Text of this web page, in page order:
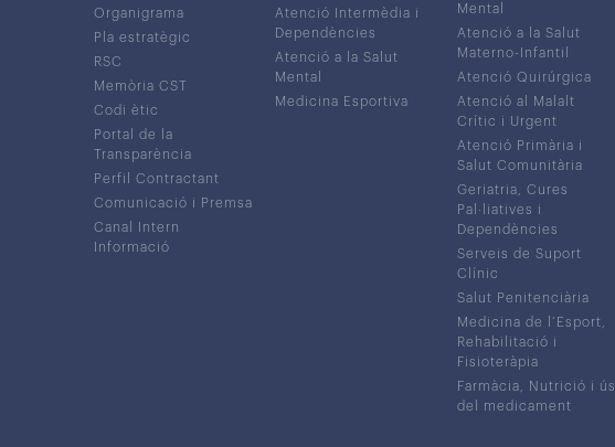
Organigrama
Pla estratègic
RSC
Memòria CST
Codi ètic
Portal de la
Transparència
Perfil Contractant
Comunicació i Premsa
Canal Intern
Informació
Atenció Intermèdia i
Dependències
Atenció a la Salut
Mental
Medicina Esportiva
Mental
Atenció a la Salut
Materno-Infantil
Atenció Quirúrgica
Atenció al Malalt
Crític i Urgent
Atenció Primària i
Salut Comunitària
Geriatria, Cures
Pal·liatives i
Dependències
Serveis de Suport
Clínic
Salut Penitenciària
Medicina de l’Esport,
Rehabilitació i
Fisioteràpia
Farmàcia, Nutrició i ús
del medicament